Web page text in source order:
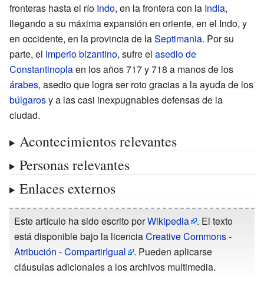
fronteras hasta el río Indo, en la frontera con la India,
llegando a su máxima expansión en oriente, en el Indo, y
en occidente, en la provincia de laSeptimania. Por su
parte, el Imperio bizantino, sufre el asedio de
Constantinoplaen los años 717 y 718 a manos de los
árabes, asedio que logra ser roto gracias a la ayuda de los
búlgarosy a las casi inexpugnables defensas de la
ciudad.
Acontecimientos relevantes
Personas relevantes
Enlaces externos
Este artículo ha sido escrito porWikipedia
. El texto
está disponible bajo la licenciaCreative Commons -
Atribución - CompartirIgual
. Pueden aplicarse
cláusulas adicionales a los archivos multimedia.